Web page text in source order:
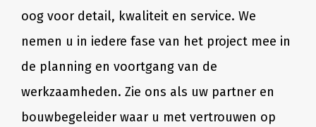
oog voor detail, kwaliteit en service. We
nemen u in iedere fase van het project mee in
de planning en voortgang van de
werkzaamheden. Zie ons als uw partner en
bouwbegeleider waar u met vertrouwen op